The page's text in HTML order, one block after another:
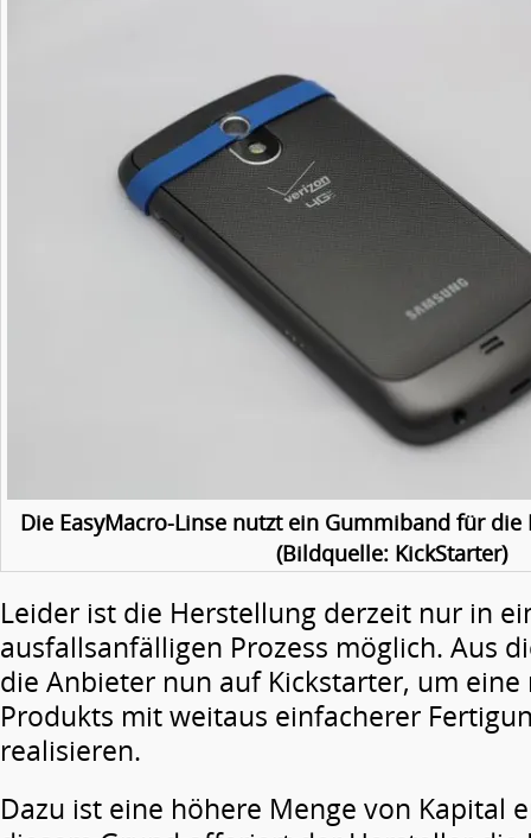
Die EasyMacro-Linse nutzt ein Gummiband für
(Bildquelle: KickStarter)
Leider ist die Herstellung derzeit nur in
ausfallsanfälligen Prozess möglich. Aus
die Anbieter nun auf Kickstarter, um eine
Produkts mit weitaus einfacherer
realisieren.
Dazu ist eine höhere Menge von Kapital